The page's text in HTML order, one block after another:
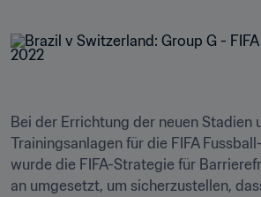
Bei der Errichtung der neuen Stadien
Trainingsanlagen für die FIFA
wurde die FIFA-Strategie für
an umgesetzt, um sicherzustellen,